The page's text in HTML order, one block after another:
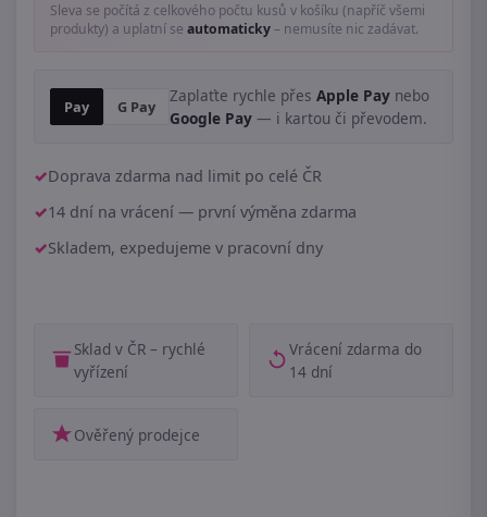
Sleva se počítá z celkového počtu kusů v košíku (napříč všemi
produkty) a uplatní se automaticky– nemusíte nic zadávat.
Pay G Pay
Zaplaťte rychle přes Apple Pay nebo
Google Pay — i kartou či převodem.
Doprava zdarma nad limit po celé ČR
14 dní na vrácení — první výměna zdarma
Skladem, expedujeme v pracovní dny
Sklad v ČR – rychlé
vyřízení
Vrácení zdarma do
14 dní
Ověřený prodejce